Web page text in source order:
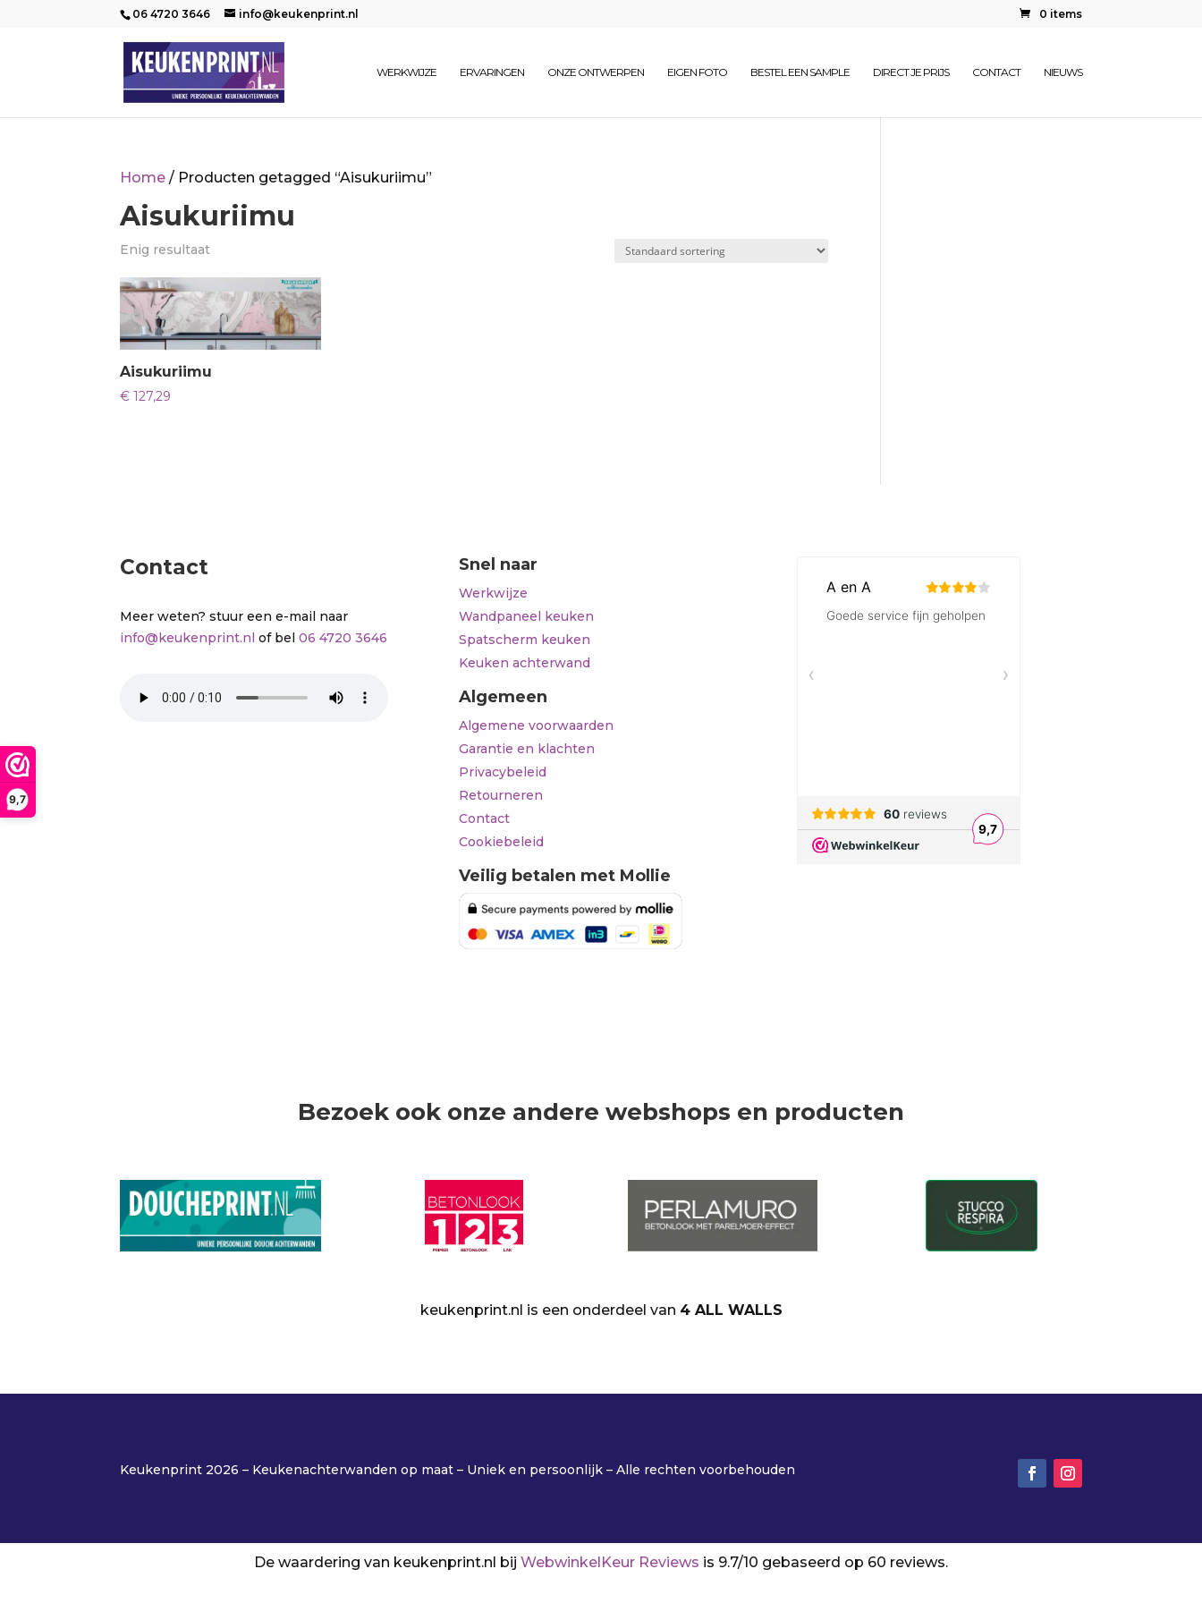
9,7
06 4720 3646 info@keukenprint.nl 0 items
WERKWIJZE ERVARINGEN ONZE ONTWERPEN EIGEN FOTO BESTEL EEN SAMPLE DIRECT JE PRIJS CONTACT NIEUWS
Home / Producten getagged “Aisukuriimu”
Aisukuriimu
Enig resultaat
Aisukuriimu
€ 127,29
Contact
Meer weten? stuur een e-mail naar
info@keukenprint.nl of bel06 4720 3646
Snel naar
Werkwijze
Wandpaneel keuken
Spatscherm keuken
Keuken achterwand
Algemeen
Algemene voorwaarden
Garantie en klachten
Privacybeleid
Retourneren
Contact
Cookiebeleid
Veilig betalen met Mollie
Bezoek ook onze andere webshops en producten
keukenprint.nl is een onderdeel van 4 ALL WALLS
Keukenprint 2026 – Keukenachterwanden op maat – Uniek en persoonlijk – Alle rechten voorbehouden
De waardering van keukenprint.nl bij WebwinkelKeur Reviews is 9.7/10 gebaseerd op 60 reviews.